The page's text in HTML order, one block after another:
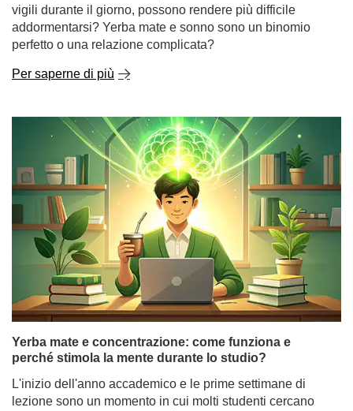
vigili durante il giorno, possono rendere più difficile
addormentarsi? Yerba mate e sonno sono un binomio
perfetto o una relazione complicata?
Per saperne di più
Yerba mate e concentrazione: come funziona e
perché stimola la mente durante lo studio?
L'inizio dell'anno accademico e le prime settimane di
lezione sono un momento in cui molti studenti cercano